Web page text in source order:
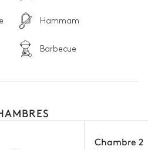
Hammam
Barbecue
Chambre 2